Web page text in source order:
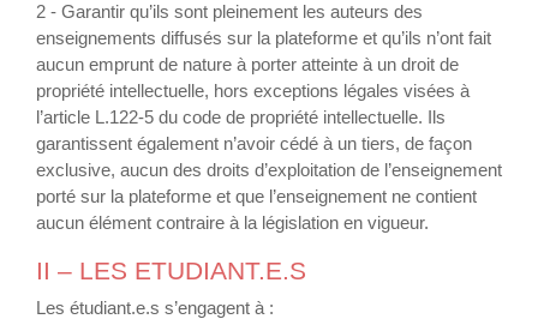
2 - Garantir qu’ils sont pleinement les auteurs des
enseignements diffusés sur la plateforme et qu’ils n’ont fait
aucun emprunt de nature à porter atteinte à un droit de
propriété intellectuelle, hors exceptions légales visées à
l’article L.122-5 du code de propriété intellectuelle. Ils
garantissent également n’avoir cédé à un tiers, de façon
exclusive, aucun des droits d’exploitation de l’enseignement
porté sur la plateforme et que l’enseignement ne contient
aucun élément contraire à la législation en vigueur.
II – LES ETUDIANT.E.S
Les étudiant.e.s s’engagent à :